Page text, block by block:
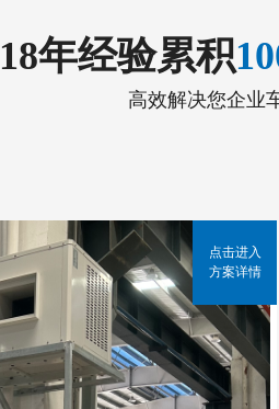
18年经验累积
高效解决您企业
点击进入
方案详情